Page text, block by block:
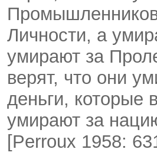
Личности, а
умирают за
верят, что они
деньги, которые
умирают за
[Perroux 1958: